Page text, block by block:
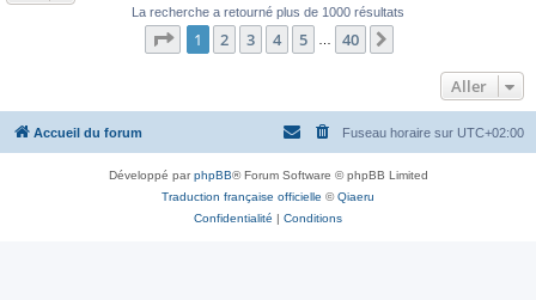
La recherche a retourné plus de 1000 résultats
Page 1sur40
1 2 3 4 5 40
Aller
Accueil du forum Fuseau horaire sur UTC+02:00
Développé parphpBB® Forum Software © phpBB Limited
Traduction française officielle ©Qiaeru
Confidentialité | Conditions